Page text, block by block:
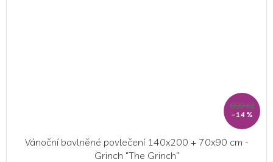
699 Kč
–14 %
Vánoční bavlněné povlečení 140x200 + 70x90 cm -
Grinch "The Grinch"